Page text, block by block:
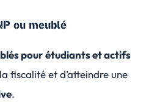
ou meublé
pour étudiants et actifs
fiscalité et d’atteindre une
.